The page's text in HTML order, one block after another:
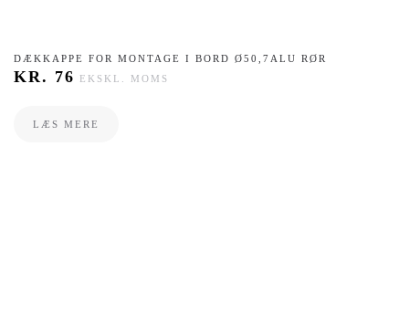
DÆKKAPPE FOR MONTAGE I BORD Ø50,7ALU RØR
KR. 76 EKSKL. MOMS
LÆS MERE